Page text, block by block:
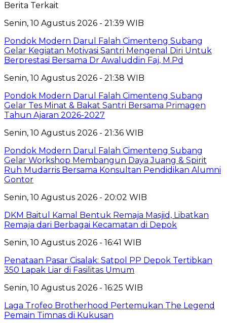
Berita Terkait
Senin, 10 Agustus 2026 - 21:39 WIB
Pondok Modern Darul Falah Cimenteng Subang
Gelar Kegiatan Motivasi Santri Mengenal Diri Untuk
Berprestasi Bersama Dr Awaluddin Faj, M.Pd
Senin, 10 Agustus 2026 - 21:38 WIB
Pondok Modern Darul Falah Cimenteng Subang
Gelar Tes Minat & Bakat Santri Bersama Primagen
Tahun Ajaran 2026-2027
Senin, 10 Agustus 2026 - 21:36 WIB
Pondok Modern Darul Falah Cimenteng Subang
Gelar Workshop Membangun Daya Juang & Spirit
Ruh Mudarris Bersama Konsultan Pendidikan Alumni
Gontor
Senin, 10 Agustus 2026 - 20:02 WIB
DKM Baitul Kamal Bentuk Remaja Masjid, Libatkan
Remaja dari Berbagai Kecamatan di Depok
Senin, 10 Agustus 2026 - 16:41 WIB
Penataan Pasar Cisalak: Satpol PP Depok Tertibkan
350 Lapak Liar di Fasilitas Umum
Senin, 10 Agustus 2026 - 16:25 WIB
Laga Trofeo Brotherhood Pertemukan The Legend
Pemain Timnas di Kukusan